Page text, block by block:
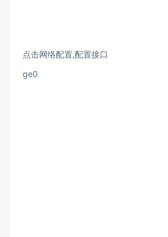
点击网络配置,配置接口
ge0